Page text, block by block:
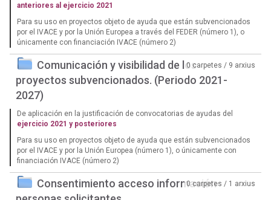
anteriores al ejercicio 2021
Para su uso en proyectos objeto de ayuda que están subvencionados
por el IVACE y por la Unión Europea a través del FEDER (número 1), o
únicamente con financiación IVACE (número 2)
Comunicación y visibilidad de los
proyectos subvencionados. (Periodo 2021-
2027)
0 carpetes / 9 arxius
De aplicación en la justificación de convocatorias de ayudas del
ejercicio 2021 y posteriores
Para su uso en proyectos objeto de ayuda que están subvencionados
por el IVACE y por la Unión Europea (número 1), o únicamente con
financiación IVACE (número 2)
Consentimiento acceso información0 carpetes / 1 arxius